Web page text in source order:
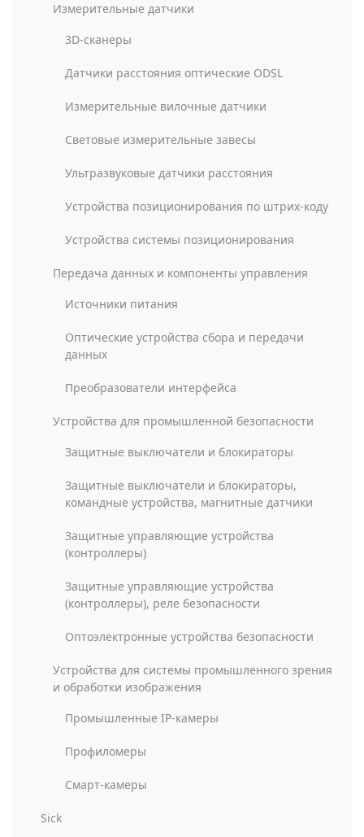
Измерительные датчики
3D-сканеры
Датчики расстояния оптические ODSL
Измерительные вилочные датчики
Световые измерительные завесы
Ультразвуковые датчики расстояния
Устройства позиционирования по штрих-коду
Устройства системы позиционирования
Передача данных и компоненты управления
Источники питания
Оптические устройства сбора и передачи
данных
Преобразователи интерфейса
Устройства для промышленной безопасности
Защитные выключатели и блокираторы
Защитные выключатели и блокираторы,
командные устройства, магнитные датчики
Защитные управляющие устройства
(контроллеры)
Защитные управляющие устройства
(контроллеры), реле безопасности
Оптоэлектронные устройства безопасности
Устройства для системы промышленного зрения
и обработки изображения
Промышленные IP-камеры
Профиломеры
Смарт-камеры
Sick